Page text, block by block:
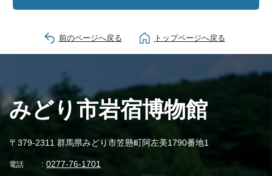
前のページへ戻る トップページへ戻る
みどり市岩宿博物館
〒379-2311 群馬県みどり市笠懸町阿左美1790番地1
電話 : 0277-76-1701